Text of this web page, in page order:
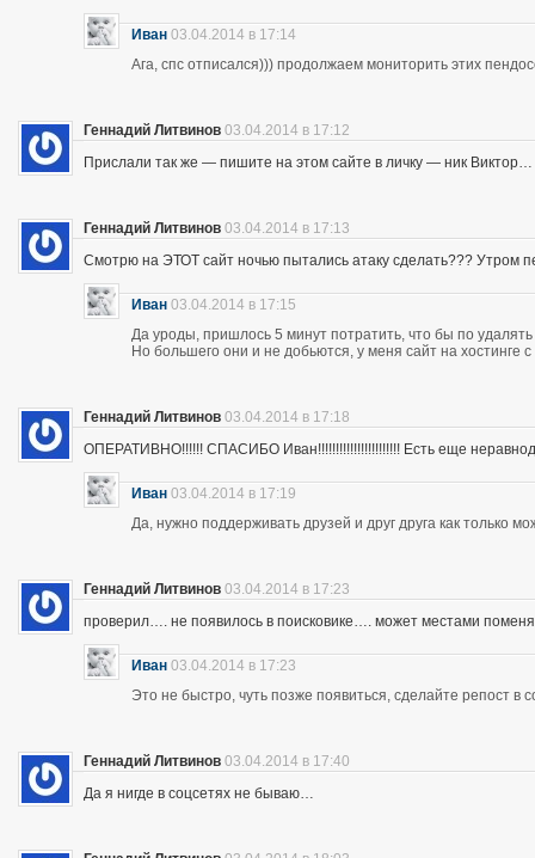
Иван 03.04.2014 в 17:14
Ага, спс отписался))) продолжаем мониторить этих
Геннадий Литвинов 03.04.2014 в 17:12
Прислали так же — пишите на этом сайте в личку — ник Виктор…
Геннадий Литвинов 03.04.2014 в 17:13
Смотрю на ЭТОТ сайт ночью пытались атаку сделать??? Утром
Иван 03.04.2014 в 17:15
Да уроды, пришлось 5 минут потратить, что бы по
Но большего они и не добьются, у меня сайт на хостинге
Геннадий Литвинов 03.04.2014 в 17:18
ОПЕРАТИВНО!!!!!! СПАСИБО Иван!!!!!!!!!!!!!!!!!!!!!!! Есть еще
Иван 03.04.2014 в 17:19
Да, нужно поддерживать друзей и друг друга как только
Геннадий Литвинов 03.04.2014 в 17:23
проверил…. не появилось в поисковике…. может местами
Иван 03.04.2014 в 17:23
Это не быстро, чуть позже появиться, сделайте репост в
Геннадий Литвинов 03.04.2014 в 17:40
Да я нигде в соцсетях не бываю…